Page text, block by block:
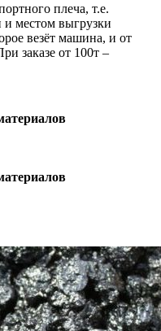
плеча, т.е.
и местом выгрузки
везёт машина, и от
заказе от 100т –